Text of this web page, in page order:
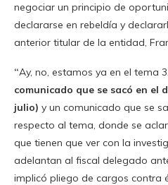
negociar un principio de
declararse en rebeldía y
anterior titular de la entidad,
“Ay, no, estamos ya en el tema
comunicado que se sacó en el
julio) y un comunicado que se
respecto al tema, donde se
que tienen que ver con la
adelantan al fiscal delegado
implicó pliego de cargos contra